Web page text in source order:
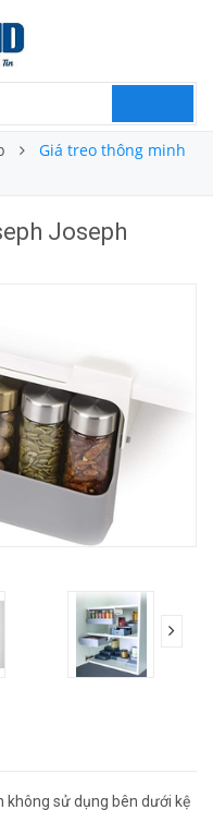
Giá treo thông minh
Joseph
không sử dụng bên dưới kệ